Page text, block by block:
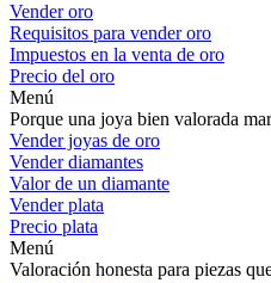
Vender oro
Requisitos para vender oro
Impuestos en la venta de oro
Precio del oro
Menú
Porque una joya bien valorada
Vender joyas de oro
Vender diamantes
Valor de un diamante
Vender plata
Precio plata
Menú
Valoración honesta para piezas